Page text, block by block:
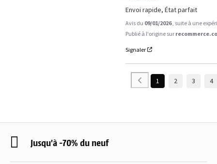
Envoi rapide, État parfait
Avis du 09/01/2026 , suite à une
Publié à l'origine sur
Signaler
1 2 3 4
Jusqu'à -70% du neuf